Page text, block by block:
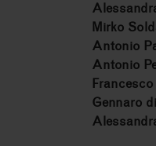
Mirko
Antonio
Antonio
Gennaro